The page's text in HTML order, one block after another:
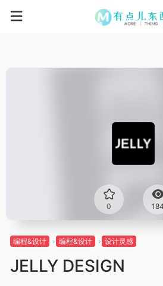
0 184
编程&设计 编程&设计 设计灵感
JELLY DESIGN